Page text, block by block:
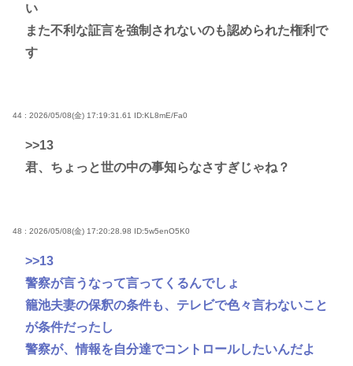
い
また不利な証言を強制されないのも認められた権利で
す
44 : 2026/05/08(金) 17:19:31.61 ID:KL8mE/Fa0
>>13
君、ちょっと世の中の事知らなさすぎじゃね？
48 : 2026/05/08(金) 17:20:28.98 ID:5w5enO5K0
>>13
警察が言うなって言ってくるんでしょ
籠池夫妻の保釈の条件も、テレビで色々言わないこと
が条件だったし
警察が、情報を自分達でコントロールしたいんだよ